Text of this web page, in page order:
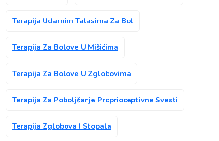
Terapija Udarnim Talasima Za Bol
Terapija Za Bolove U Mišićima
Terapija Za Bolove U Zglobovima
Terapija Za Poboljšanje Proprioceptivne Svesti
Terapija Zglobova I Stopala